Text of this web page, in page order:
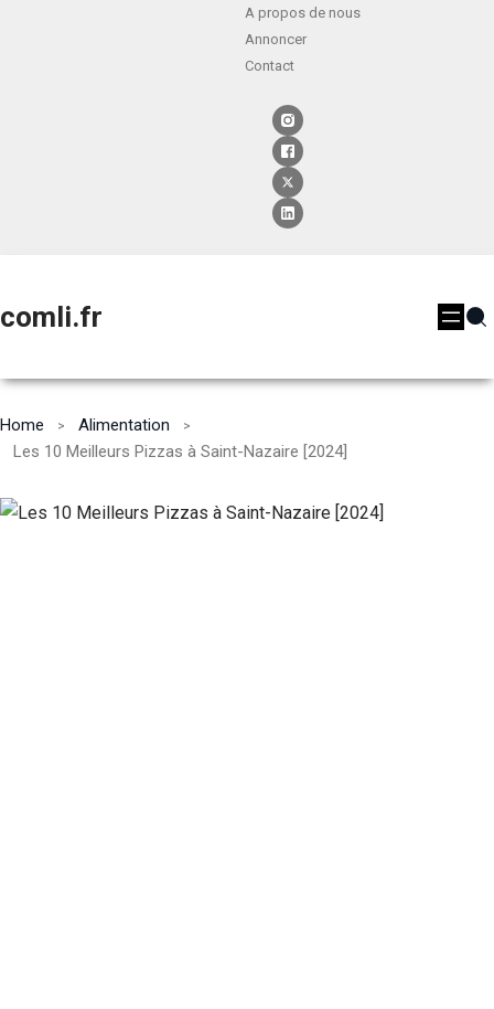
A propos de nous
Annoncer
Contact
comli.fr
Home
Alimentation
Les 10 Meilleurs Pizzas à Saint-Nazaire [2024]